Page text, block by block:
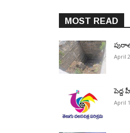
MOST READ
April
పెద్ద
April